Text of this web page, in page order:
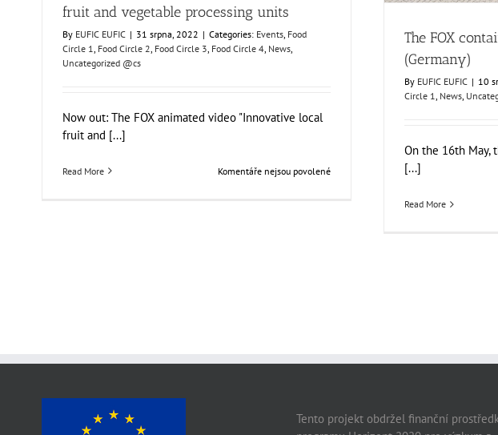
fruit and vegetable processing units
By EUFIC EUFIC | 31 srpna, 2022 | Categories: Events Food
Circle 1 Food Circle 2 Food Circle 3 Food Circle 4 News
Uncategorized @cs
Now out: The FOX animated video "Innovative local
fruit and [...]
Read More Komentáře nejsou povolenéu
The FOX
(Germany)
By EUFIC EUFIC | 10
Circle 1, News,
On the 16th May,
[...]
Read More
Tento projekt obdržel finanční